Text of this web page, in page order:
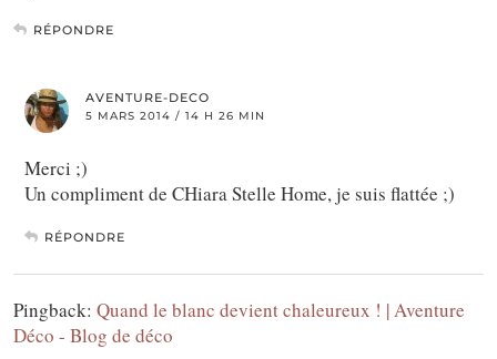
RÉPONDRE
AVENTURE-DECO
5 MARS 2014 / 14 H 26 MIN
Merci ;)
Un compliment de CHiara Stelle Home, je suis flattée ;)
RÉPONDRE
Pingback: Quand le blanc devient chaleureux ! | Aventure
Déco - Blog de déco